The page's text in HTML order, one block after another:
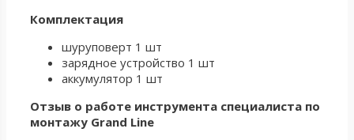
Комплектация
шуруповерт 1 шт
зарядное устройство 1 шт
аккумулятор 1 шт
Отзыв о работе инструмента специалиста по
монтажу Grand Line